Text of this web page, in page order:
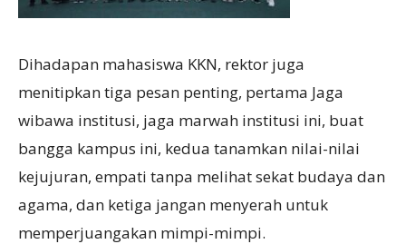
Dihadapan mahasiswa KKN, rektor juga
menitipkan tiga pesan penting, pertama Jaga
wibawa institusi, jaga marwah institusi ini, buat
bangga kampus ini, kedua tanamkan nilai-nilai
kejujuran, empati tanpa melihat sekat budaya dan
agama, dan ketiga jangan menyerah untuk
memperjuangakan mimpi-mimpi.